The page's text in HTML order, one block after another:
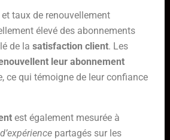
taux de renouvellement
élevé des abonnements
de la satisfaction client. Les
leur abonnement
ce qui témoigne de leur confiance
est également mesurée à
partagés sur les